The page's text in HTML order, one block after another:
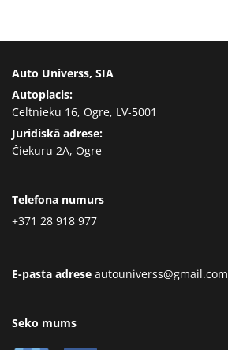
Auto Universs, SIA
Autoplacis:
Celtnieku 16, Ogre, LV-5001
Juridiskā adrese:
Čiekuru 2A, Ogre
Telefona numurs
+371 28 918 977
E-pasta adrese autouniverss@gmail.com
Seko mums